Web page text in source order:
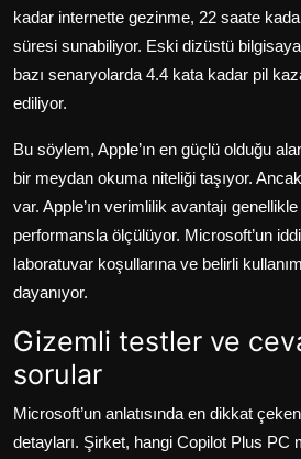
kadar internette gezinme, 22 saate
süresi sunabiliyor. Eski dizüstü
bazı senaryolarda 4.4 kata kadar pil
ediliyor.
Bu söylem, Apple’ın en güçlü olduğu
bir meydan okuma niteliği taşıyor.
var. Apple’ın verimlilik avantajı
performansla ölçülüyor. Microsoft’un
laboratuvar koşullarına ve belirli
dayanıyor.
Gizemli testler ve
sorular
Microsoft’un anlatısında en dikkat
detayları. Şirket, hangi Copilot Plus PC